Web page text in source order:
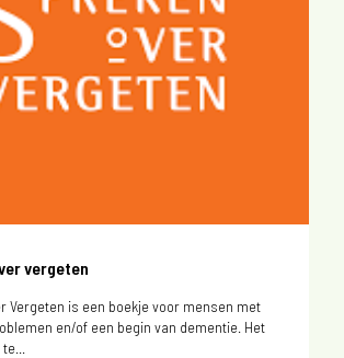
vergeten
Vergeten is een boekje voor mensen met
en/of een begin van dementie. Het